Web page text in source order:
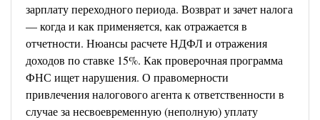
зарплату переходного периода. Возврат и зачет налога
— когда и как применяется, как отражается в
отчетности. Нюансы расчете НДФЛ и отражения
доходов по ставке 15%. Как проверочная программа
ФНС ищет нарушения. О правомерности
привлечения налогового агента к ответственности в
случае за несвоевременную (неполную) уплату